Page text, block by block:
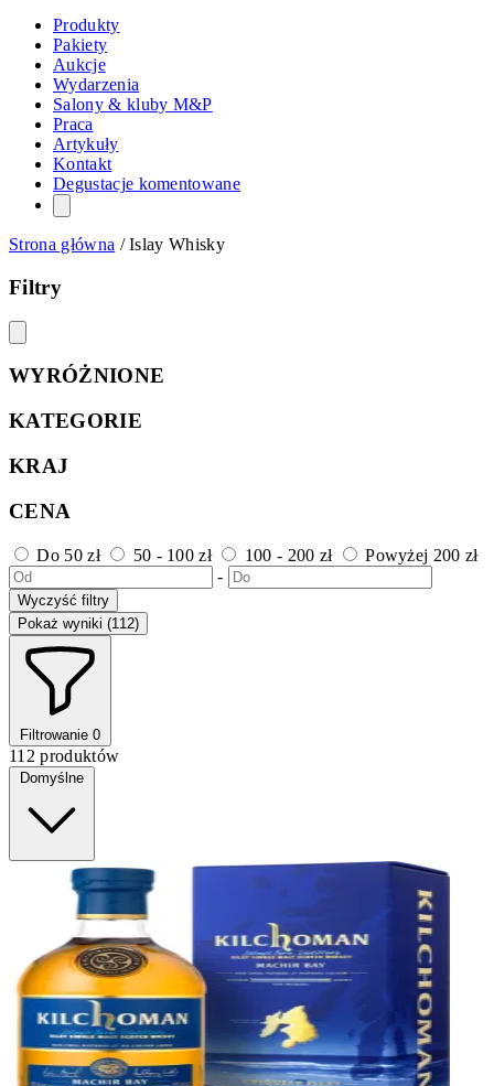
Produkty
Pakiety
Aukcje
Wydarzenia
Salony & kluby M&P
Praca
Artykuły
Kontakt
Degustacje komentowane
Strona główna /Islay Whisky
Filtry
WYRÓŻNIONE
KATEGORIE
KRAJ
CENA
Do 50 zł 50 - 100 zł 100 - 200 zł
Powyżej 200 zł
-
Wyczyść filtry
Pokaż wyniki (112)
Filtrowanie 0
112 produktów
Domyślne